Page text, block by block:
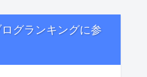
グランキングに参